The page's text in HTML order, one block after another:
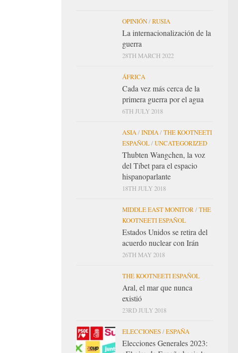
OPINIÓN/RUSIA
La internacionalización de la
guerra
28TH MARCH 2022
ÁFRICA
Cada vez más cerca de la
primera guerra por el agua
6TH JULY 2018
ASIA/INDIA/THE KOOTNEETI
ESPAÑOL/UNCATEGORIZED
Thubten Wangchen, la voz
del Tíbet para el espacio
hispanoparlante
18TH JULY 2018
MIDDLE EAST MONITOR/THE
KOOTNEETI ESPAÑOL
Estados Unidos se retira del
acuerdo nuclear con Irán
26TH MAY 2018
THE KOOTNEETI ESPAÑOL
Aral, el mar que nunca
existió
23RD JULY 2018
ELECCIONES/ESPAÑA
Elecciones Generales 2023: